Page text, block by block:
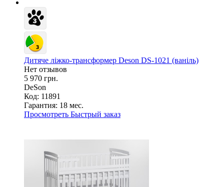
Дитяче ліжко-трансформер Deson DS-1021 (ваніль)
Нет отзывов
5 970 грн.
DeSon
Код: 11891
Гарантия: 18 мес.
Просмотреть Быстрый заказ